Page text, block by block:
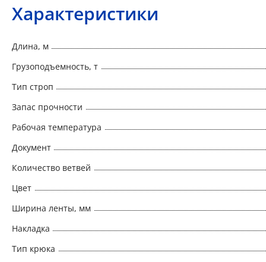
Характеристики
Длина, м
Грузоподъемность, т
Тип строп
Запас прочности
Рабочая температура
Документ
Количество ветвей
Цвет
Ширина ленты, мм
Накладка
Тип крюка